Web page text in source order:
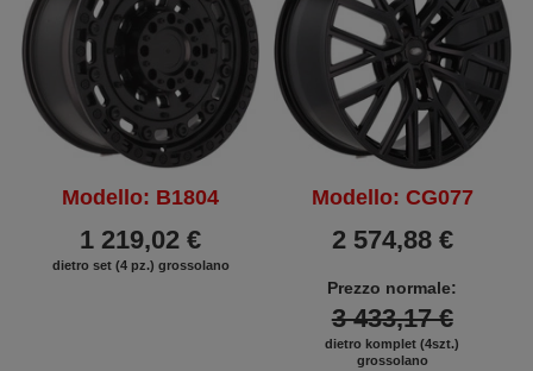
Modello: B1804
1 219,02 €
dietro set (4 pz.) grossolano
Modello: CG077
Prezzo normale:
3 433,17 €
2 574,88 €
dietro komplet (4szt.)
grossolano